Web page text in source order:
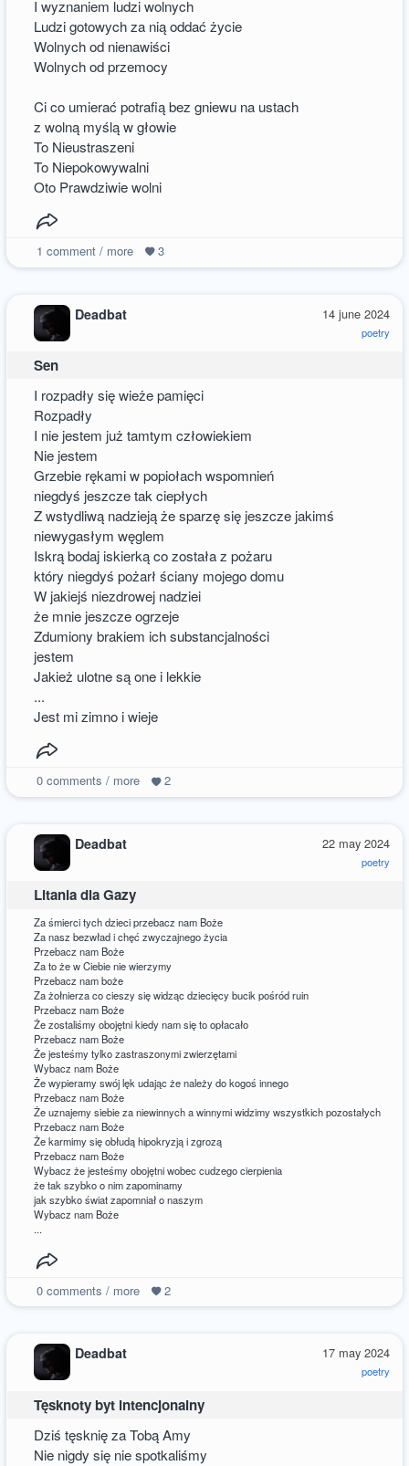
I wyznaniem ludzi wolnych
Ludzi gotowych za nią oddać życie
Wolnych od nienawiści
Wolnych od przemocy
Ci co umierać potrafią bez gniewu na ustach
z wolną myślą w głowie
To Nieustraszeni
To Niepokowywalni
Oto Prawdziwie wolni
1 comment / more 3
14 june 2024
poetry
Deadbat
Sen
I rozpadły się wieże pamięci
Rozpadły
I nie jestem już tamtym człowiekiem
Nie jestem
Grzebie rękami w popiołach wspomnień
niegdyś jeszcze tak ciepłych
Z wstydliwą nadzieją że sparzę się jeszcze jakimś
niewygasłym węglem
Iskrą bodaj iskierką co została z pożaru
który niegdyś pożarł ściany mojego domu
W jakiejś niezdrowej nadziei
że mnie jeszcze ogrzeje
Zdumiony brakiem ich substancjalności
jestem
Jakież ulotne są one i lekkie
...
Jest mi zimno i wieje
0comments / more 2
22 may 2024
poetry
Deadbat
Litania dla Gazy
Za śmierci tych dzieci przebacz nam Boże
Za nasz bezwład i chęć zwyczajnego życia
Przebacz nam Boże
Za to że w Ciebie nie wierzymy
Przebacz nam boże
Za żołnierza co cieszy się widząc dziecięcy bucik pośród ruin
Przebacz nam Boże
Że zostaliśmy obojętni kiedy nam się to opłacało
Przebacz nam Boże
Że jesteśmy tylko zastraszonymi zwierzętami
Wybacz nam Boże
Że wypieramy swój lęk udając że należy do kogoś innego
Przebacz nam Boże
Że uznajemy siebie za niewinnych a winnymi widzimy wszystkich pozostałych
Przebacz nam Boże
Że karmimy się obłudą hipokryzją i zgrozą
Przebacz nam Boże
Wybacz że jesteśmy obojętni wobec cudzego cierpienia
że tak szybko o nim zapominamy
jak szybko świat zapomniał o naszym
Wybacz nam Boże
...
0comments / more 2
17 may 2024
poetry
Deadbat
Tęsknoty byt intencjonalny
Dziś tęsknię za Tobą Amy
Nie nigdy się nie spotkaliśmy